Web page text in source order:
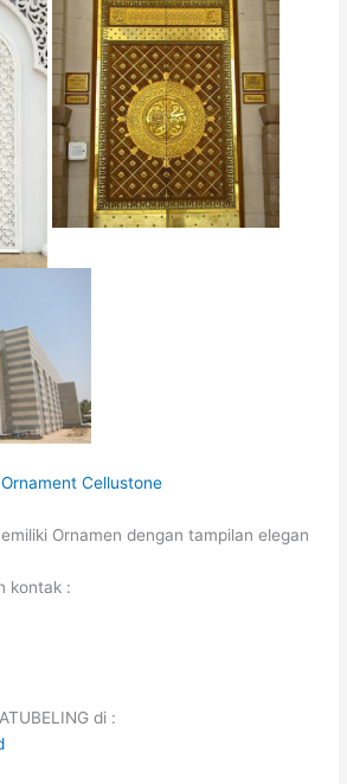
Cellustone
Ornamen dengan tampilan elegan
kontak :
di :